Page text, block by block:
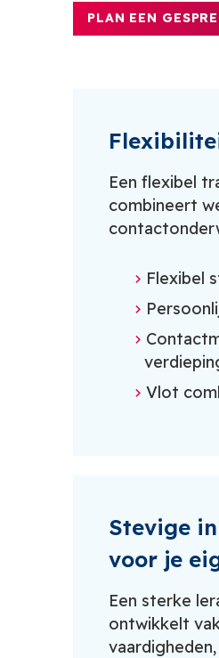
PLAN EEN
Een flexibel
combineert
Flexibel
Vlot
Stevige
voor je
Een sterke
ontwikkelt